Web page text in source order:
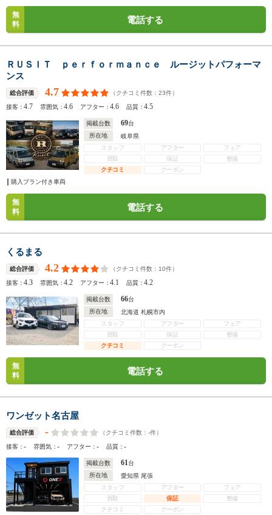
無
料
電話する
ＲＵＳＩＴ ｐｅｒｆｏｒｍａｎｃｅ ルージットパフォーマ
ンス
総合評価 4.7 （クチコミ件数： 23件）
接客：4.7 雰囲気：4.6 アフター：4.6 品質：4.5
掲載台数 69台
所在地
岐阜県
スタッフ
アフター
フェア
買取
保証
整備
クチコミ
クーポン
購入プラン付き車両
無
料
電話する
くるまる
総合評価 4.2 （クチコミ件数： 10件）
接客：4.3 雰囲気：4.2 アフター：4.1 品質：4.2
掲載台数 66台
所在地
北海道 札幌市内
スタッフ
アフター
フェア
買取
保証
整備
クチコミ
クーポン
無
料
電話する
ワンゼット名古屋
総合評価 - （クチコミ件数： -件）
接客：- 雰囲気：- アフター：- 品質：-
掲載台数 61台
所在地
愛知県 尾張
スタッフ
アフター
フェア
買取
保証
整備
クチコミ
クーポン